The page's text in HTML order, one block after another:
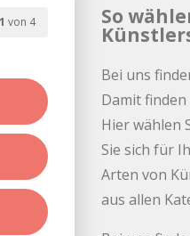
von 4 So
Bei uns
Damit finden
Hier wählen
Sie sich für
Arten von
aus allen